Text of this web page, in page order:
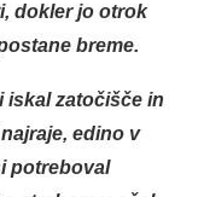
dokler jo otrok
breme.
iskal zatočišče in
edino v
potreboval